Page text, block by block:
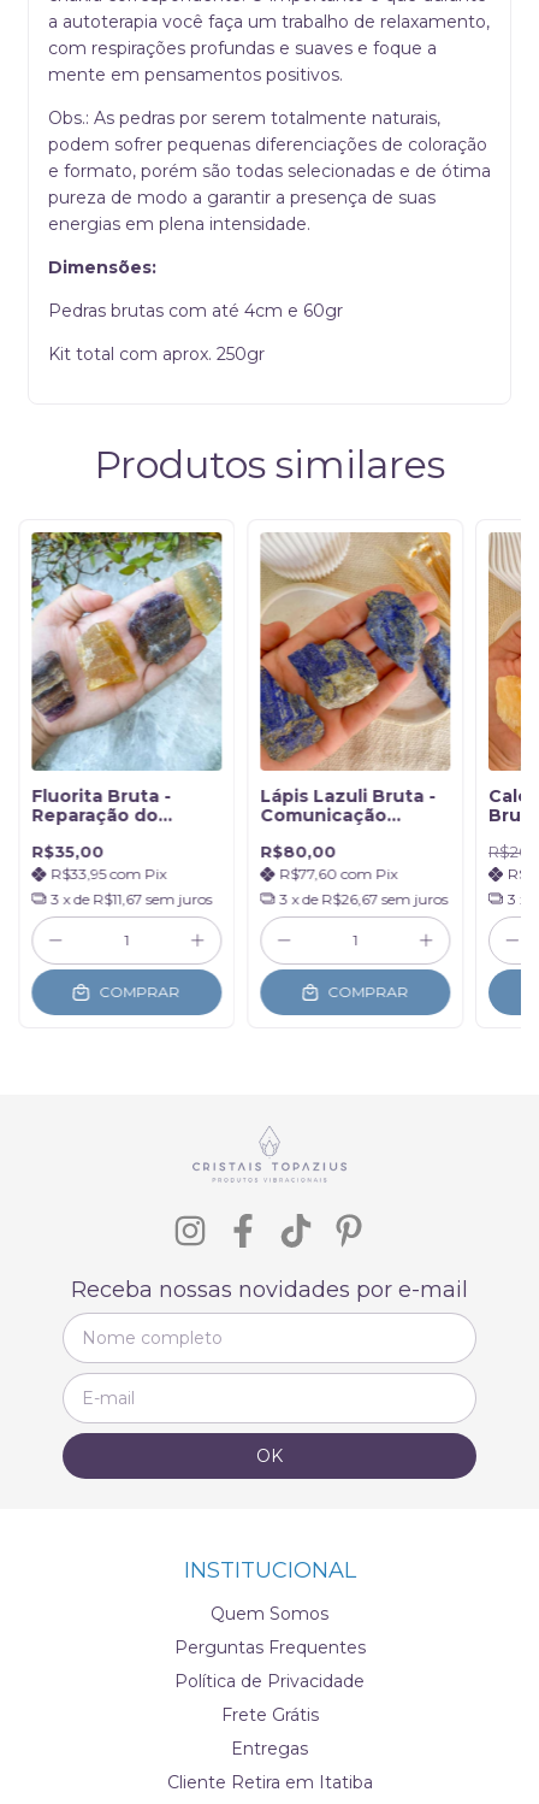
a autoterapia você faça um trabalho de relaxamento,
com respirações profundas e suaves e foque a
mente em pensamentos positivos.
Obs.: As pedras por serem totalmente naturais,
podem sofrer pequenas diferenciações de coloração
e formato, porém são todas selecionadas e de ótima
pureza de modo a garantir a presença de suas
energias em plena intensidade.
Dimensões:
Pedras brutas com até 4cm e 60gr
Kit total com aprox. 250gr
Produtos similares
Fluorita Bruta -
Reparação do
R$35,00
R$33,95com Pix
3 x de R$11,67 sem juros
COMPRAR
Lápis Lazuli Bruta -
Comunicação
R$80,00
R$77,60com Pix
3 x de R$26,67 sem juros
COMPRAR
3 x
Receba nossas novidades por e-mail
INSTITUCIONAL
Quem Somos
Perguntas Frequentes
Política de Privacidade
Frete Grátis
Entregas
Cliente Retira em Itatiba